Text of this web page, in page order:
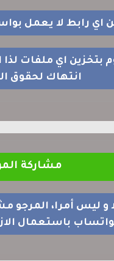
عن اي رابط لا يعمل
بتخزين اي ملفات
انتهاك لحقوق
مشاركة
و ليس أمرا،
باستعمال